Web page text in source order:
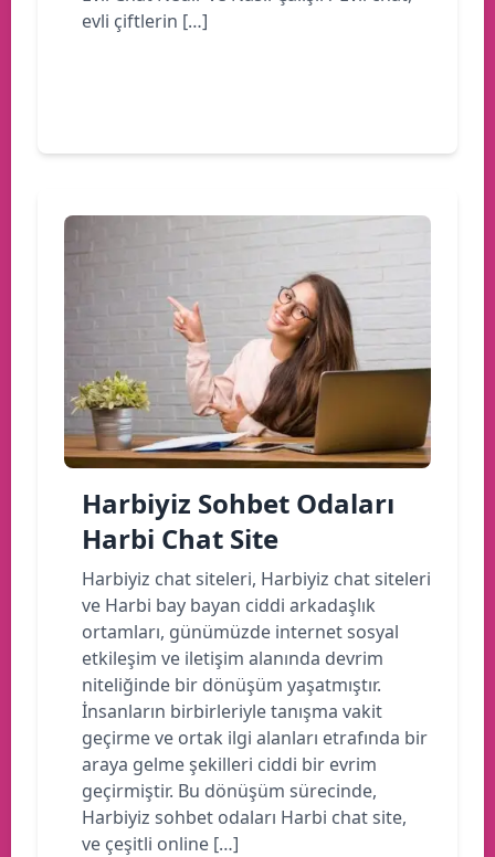
evli çiftlerin […]
Harbiyiz Sohbet Odaları
Harbi Chat Site
Harbiyiz chat siteleri, Harbiyiz chat siteleri
ve Harbi bay bayan ciddi arkadaşlık
ortamları, günümüzde internet sosyal
etkileşim ve iletişim alanında devrim
niteliğinde bir dönüşüm yaşatmıştır.
İnsanların birbirleriyle tanışma vakit
geçirme ve ortak ilgi alanları etrafında bir
araya gelme şekilleri ciddi bir evrim
geçirmiştir. Bu dönüşüm sürecinde,
Harbiyiz sohbet odaları Harbi chat site,
ve çeşitli online […]